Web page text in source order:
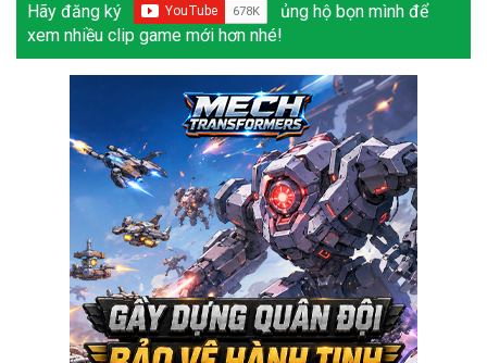
Hãy đăng ký
ủng hộ bọn mình để
xem nhiều clip game mới hơn nhé!